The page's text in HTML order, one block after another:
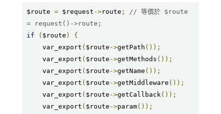
$route = $request ->route ;
// 等價於 $route
= request()->route;
if
( $route )
{
    var_export
( $route ->getPath ());
    var_export
( $route ->getMethods ());
    var_export
( $route ->getName ());
    var_export
( $route ->getMiddleware ());
    var_export
( $route ->getCallback());
    var_export
( $route ->param());